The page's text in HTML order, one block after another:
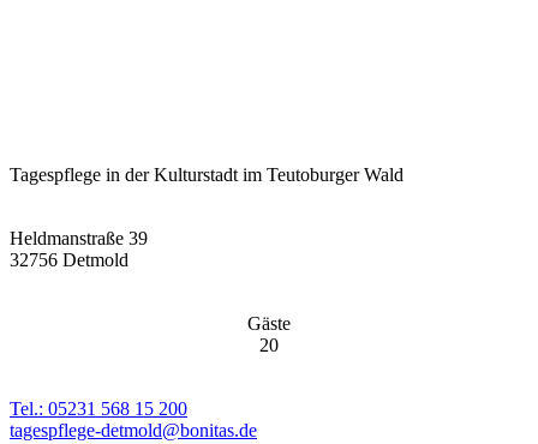
Tagespflege in derKulturstadt im Teutoburger Wald
Heldmanstraße 39
32756 Detmold
Gäste
20
Tel.: 05231 568 15 200
tagespflege-detmold@bonitas.de